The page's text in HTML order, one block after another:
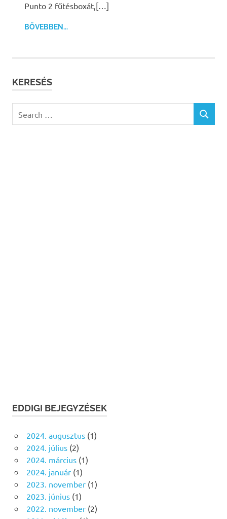
Punto 2 fűtésboxát,[…]
BŐVEBBEN...
KERESÉS
for:
SEARCH
EDDIGI BEJEGYZÉSEK
2024. augusztus(1)
2024. július(2)
2024. március(1)
2024. január(1)
2023. november(1)
2023. június(1)
2022. november(2)